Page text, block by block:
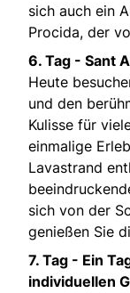
sich auch ein
Procida, der
6. Tag - Sant
Heute
und den
Kulisse für
einmalige
Lavastrand
sich von der
genießen Sie
7. Tag - Ein
individuellen